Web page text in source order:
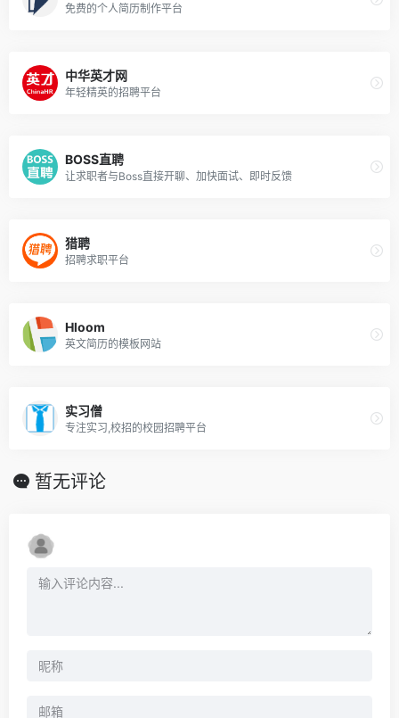
免费的个人简历制作平台
中华英才网
年轻精英的招聘平台
BOSS直聘
让求职者与Boss直接开聊、加快面试、即时反馈
猎聘
招聘求职平台
Hloom
英文简历的模板网站
实习僧
专注实习,校招的校园招聘平台
暂无评论